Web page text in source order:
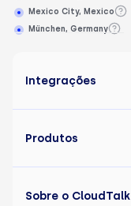
Mexico City, Mexico
München, Germany
Integrações
Produtos
Sobre o CloudTalk